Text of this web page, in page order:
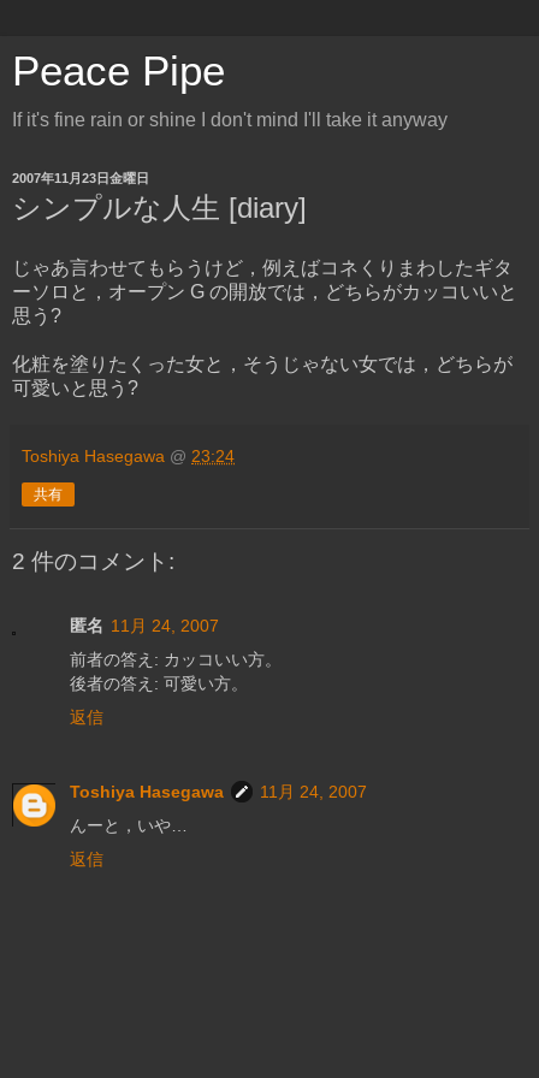
Peace Pipe
If it's fine rain or shine I don't mind I'll take it anyway
2007年11月23日金曜日
シンプルな人生 [diary]
じゃあ言わせてもらうけど，例えばコネくりまわしたギタ
ーソロと，オープン G の開放では，どちらがカッコいいと
思う?
化粧を塗りたくった女と，そうじゃない女では，どちらが
可愛いと思う?
Toshiya Hasegawa @ 23:24
共有
2 件のコメント:
匿名 11月 24, 2007
前者の答え: カッコいい方。
後者の答え: 可愛い方。
返信
Toshiya Hasegawa
11月 24, 2007
んーと，いや…
返信